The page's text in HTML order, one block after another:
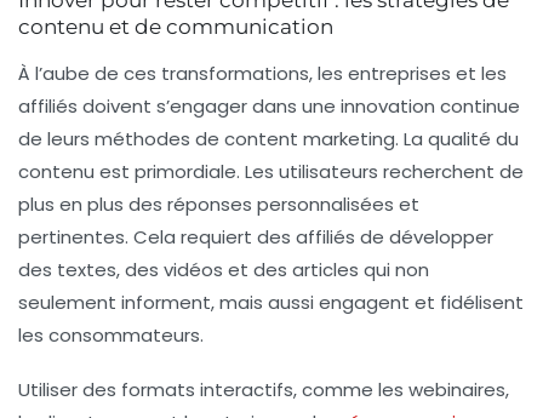
contenu et de communication
À l’aube de ces transformations, les entreprises et les
affiliés doivent s’engager dans une innovation continue
de leurs méthodes de content marketing. La qualité du
contenu est primordiale. Les utilisateurs recherchent de
plus en plus des réponses personnalisées et
pertinentes. Cela requiert des affiliés de développer
des textes, des vidéos et des articles qui non
seulement informent, mais aussi engagent et fidélisent
les consommateurs.
Utiliser des formats interactifs, comme les webinaires,